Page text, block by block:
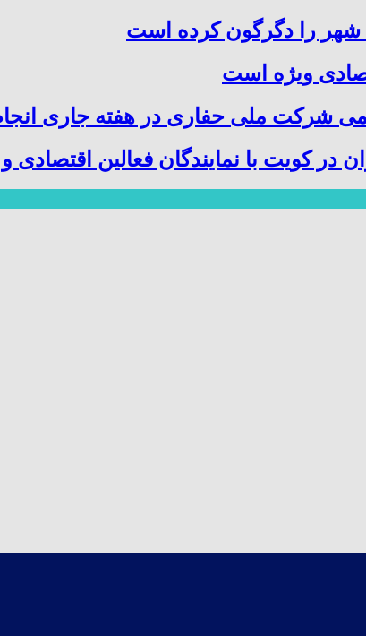
شهر را دگرگون کرده است
ویژه است
شرکت ملی حفاری در هفته جاری
با نمایندگان فعالین اقتصادی و